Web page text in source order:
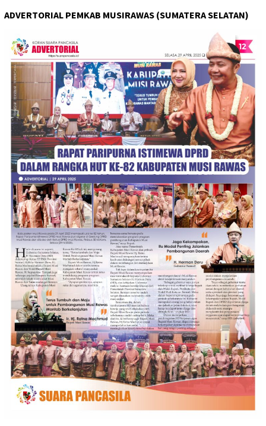
ADVERTORIAL PEMKAB MUSIRAWAS (SUMATERA SELATAN)